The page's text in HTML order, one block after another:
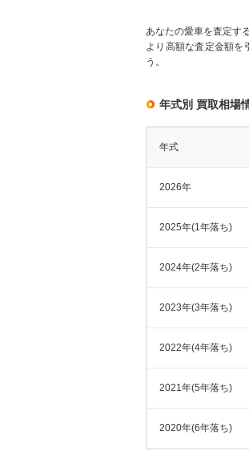
あなたの愛車を査定す
より高額な査定金額を
う。
年式別 買取相場
年式
2026年
2025年(1年落ち)
2024年(2年落ち)
2023年(3年落ち)
2022年(4年落ち)
2021年(5年落ち)
2020年(6年落ち)